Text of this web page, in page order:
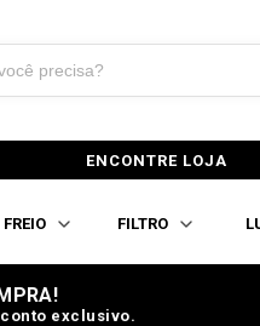
ENCONTRE LOJA
FREIO FILTRO
exclusivo.